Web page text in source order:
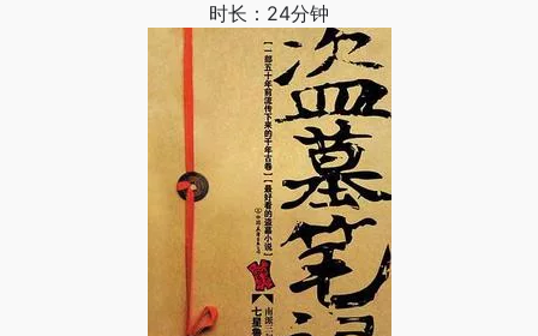
时长：24分钟